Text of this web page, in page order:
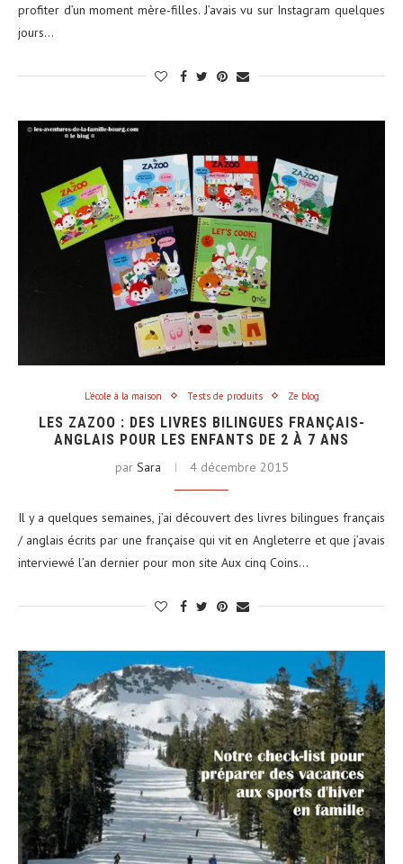
profiter d’un moment mère-filles. J’avais vu sur Instagram quelques
jours…
L'école à la maison Tests de produits Ze blog
LES ZAZOO : DES LIVRES BILINGUES FRANÇAIS-
ANGLAIS POUR LES ENFANTS DE 2 À 7 ANS
par Sara 4 décembre 2015
Il y a quelques semaines, j’ai découvert des livres bilingues français
/ anglais écrits par une française qui vit en Angleterre et que j’avais
interviewé l’an dernier pour mon site Aux cinq Coins…